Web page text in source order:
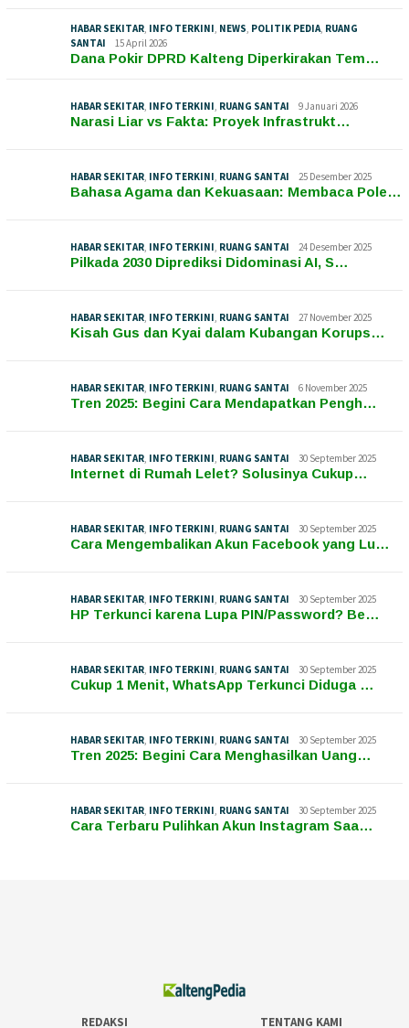
HABAR SEKITAR INFO TERKINI NEWS POLITIK PEDIA RUANG
SANTAI
15 April 2026
Dana Pokir DPRD Kalteng Diperkirakan Tem…
HABAR SEKITAR INFO TERKINI RUANG SANTAI 9 Januari 2026
Narasi Liar vs Fakta: Proyek Infrastrukt…
HABAR SEKITAR INFO TERKINI RUANG SANTAI 25 Desember 2025
Bahasa Agama dan Kekuasaan: Membaca Pole…
HABAR SEKITAR INFO TERKINI RUANG SANTAI 24 Desember 2025
Pilkada 2030 Diprediksi Didominasi AI, S…
HABAR SEKITAR INFO TERKINI RUANG SANTAI 27 November 2025
Kisah Gus dan Kyai dalam Kubangan Korups…
HABAR SEKITAR INFO TERKINI RUANG SANTAI 6 November 2025
Tren 2025: Begini Cara Mendapatkan Pengh…
HABAR SEKITAR INFO TERKINI RUANG SANTAI 30 September 2025
Internet di Rumah Lelet? Solusinya Cukup…
HABAR SEKITAR INFO TERKINI RUANG SANTAI 30 September 2025
Cara Mengembalikan Akun Facebook yang Lu…
HABAR SEKITAR INFO TERKINI RUANG SANTAI 30 September 2025
HP Terkunci karena Lupa PIN/Password? Be…
HABAR SEKITAR INFO TERKINI RUANG SANTAI 30 September 2025
Cukup 1 Menit, WhatsApp Terkunci Diduga …
HABAR SEKITAR INFO TERKINI RUANG SANTAI 30 September 2025
Tren 2025: Begini Cara Menghasilkan Uang…
HABAR SEKITAR INFO TERKINI RUANG SANTAI 30 September 2025
Cara Terbaru Pulihkan Akun Instagram Saa…
REDAKSI TENTANG KAMI